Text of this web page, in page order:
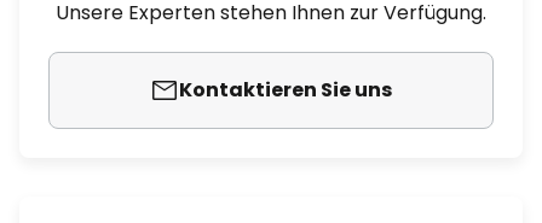
Unsere Experten stehen Ihnen zur Verfügung.
Kontaktieren Sie uns